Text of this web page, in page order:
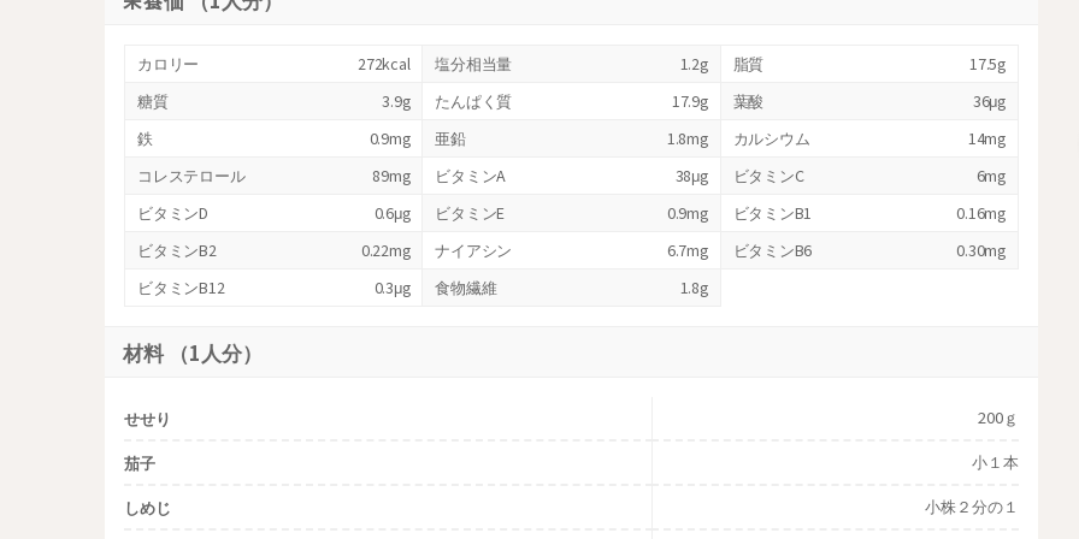
カロリー 272kcal 塩分相当量 1.2g 脂質
17.5g
糖質
3.9g たんぱく質 17.9g 葉酸
36μg
鉄
0.9mg 亜鉛 1.8mg カルシウム
14mg
コレステロール
89mg ビタミンA 38μg ビタミンC
6mg
ビタミンD
0.6μg ビタミンE 0.9mg ビタミンB1
0.16mg
ビタミンB2
0.22mg ナイアシン 6.7mg ビタミンB6
0.30mg
ビタミンB12
0.3μg 食物繊維 1.8g
材料 （1人分）
せせり
200ｇ
茄子
小１本
しめじ
小株２分の１